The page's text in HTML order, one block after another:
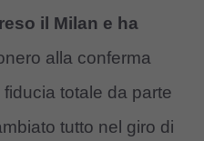
il Milan e ha
alla conferma
totale da parte
tutto nel giro di